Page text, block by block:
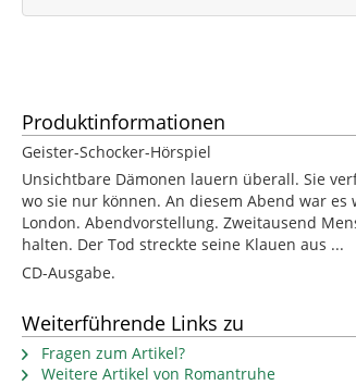
Produktinformationen
Geister-Schocker-Hörspiel
Unsichtbare Dämonen lauern überall. Sie
wo sie nur können. An diesem Abend war
London. Abendvorstellung. Zweitausend
halten. Der Tod streckte seine Klauen aus ...
CD-Ausgabe.
Weiterführende Links zu
Fragen zum Artikel?
Weitere Artikel von Romantruhe